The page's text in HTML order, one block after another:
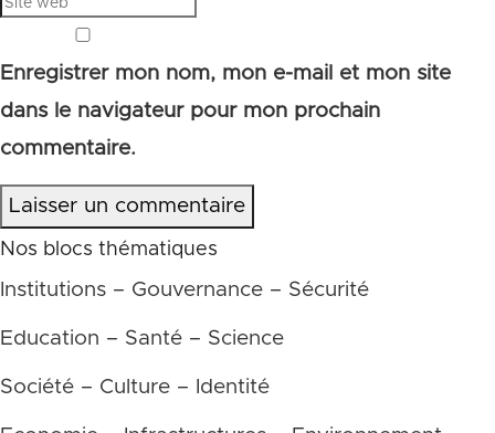
Enregistrer mon nom, mon e-mail et mon site
dans le navigateur pour mon prochain
commentaire.
Laisser un commentaire
Nos blocs thématiques
Institutions – Gouvernance – Sécurité
Education – Santé – Science
Société – Culture – Identité